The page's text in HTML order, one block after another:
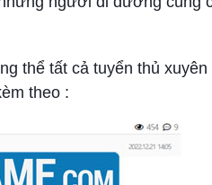
thể tất cả tuyển thủ
theo :